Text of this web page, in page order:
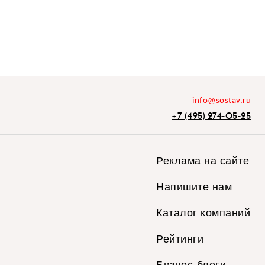
info@sostav.ru
+7 (495) 274-05-25
Реклама на сайте
Напишите нам
Каталог компаний
Рейтинги